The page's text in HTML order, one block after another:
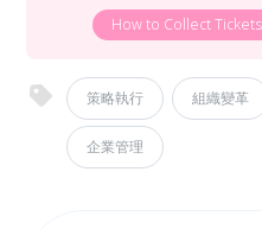
How to Collect
策略執行 組織變革
企業管理